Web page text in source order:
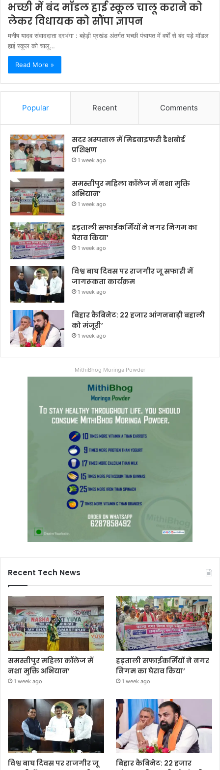
भच्छी में बंद मॉडल हाई स्कूल चालू कराने को
लेकर विधायक को सौंपा ज्ञापन
मनीष यादव संवाददाता दरभंगा : बहेड़ी प्रखंड अंतर्गत भच्छी पंचायत में वर्षों से बंद पड़े मॉडल
हाई स्कूल को चालू…
Read More »
Popular Recent Comments
सदर अस्पताल में मिडवाइफरी डैशबोर्ड
प्रशिक्षण
1 week ago
समस्तीपुर महिला कॉलेज में नशा मुक्ति
अभियान’
1 week ago
हड़ताली सफाईकर्मियों ने नगर निगम का
घेराव किया’
1 week ago
विश्व बाघ दिवस पर राजगीर जू सफारी में
जागरूकता कार्यक्रम
1 week ago
बिहार कैबिनेट: 22 हजार आंगनबाड़ी बहाली
को मंजूरी’
1 week ago
MithiBhog Moringa Powder
Recent Tech News
समस्तीपुर महिला कॉलेज में
नशा मुक्ति अभियान’
1 week ago
हड़ताली सफाईकर्मियों ने नगर
निगम का घेराव किया’
1 week ago
विश्व बाघ दिवस पर राजगीर जू
बिहार कैबिनेट: 22 हजार